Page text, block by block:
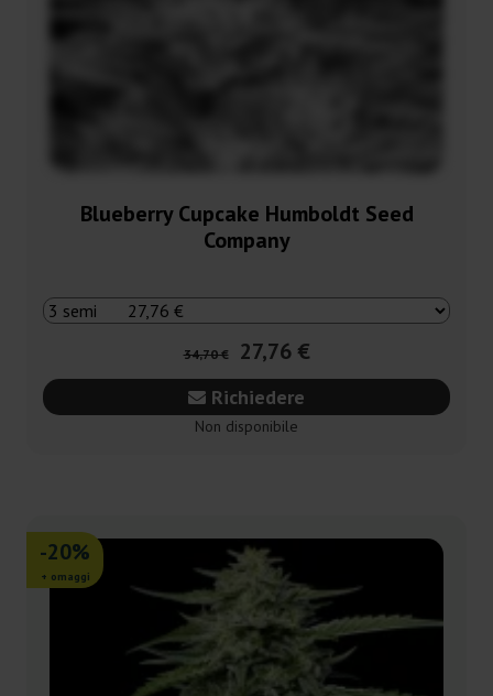
Blueberry Cupcake Humboldt Seed
Company
34,70 € 27,76 €
Richiedere
Non disponibile
-20%
+ omaggi